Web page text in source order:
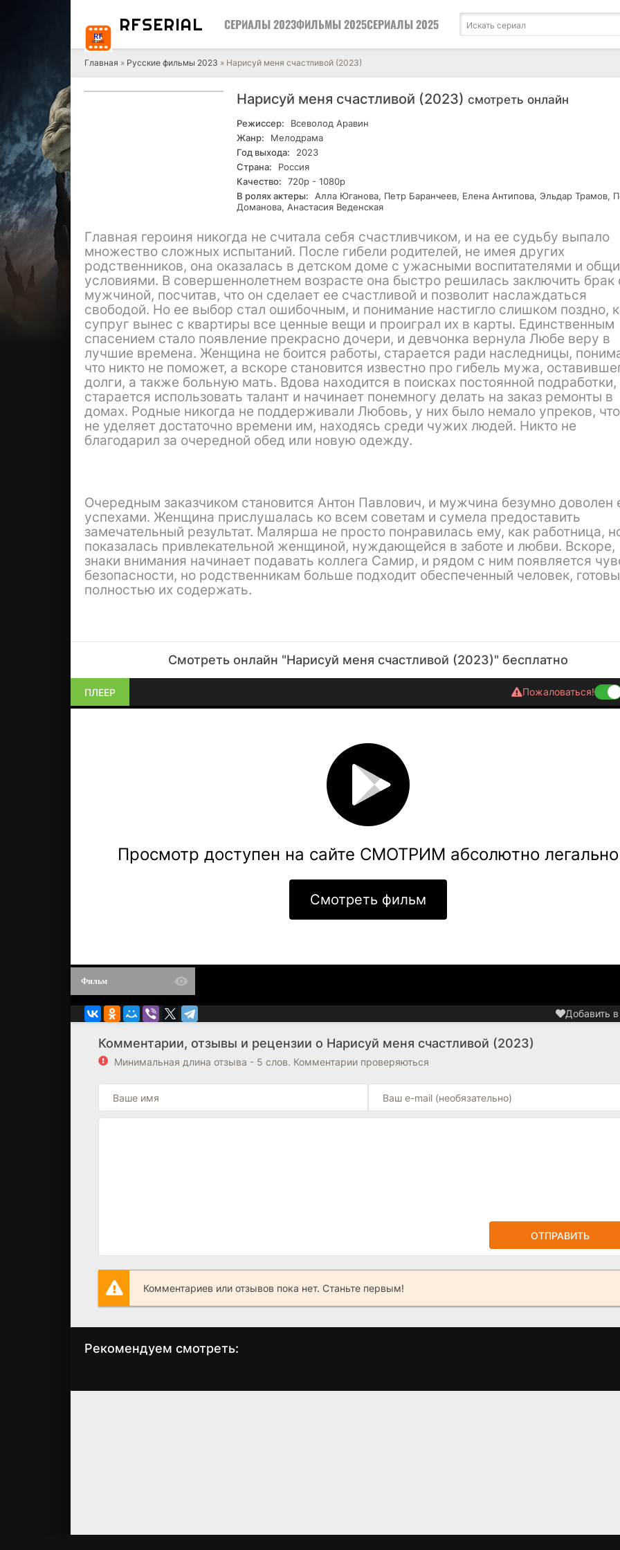
RFSERIAL СЕРИАЛЫ 2023ФИЛЬМЫ 2025СЕРИАЛЫ 2025
Главная » Русские фильмы 2023 » Нарисуй меня счастливой (2023)
Нарисуй меня счастливой (2023) смотреть онлайн
Режиссер:
Всеволод Аравин
Жанр:
Мелодрама
Год выхода:
2023
Страна:
Россия
Качество:
720р - 1080р
В ролях актеры:
Алла Юганова, Петр Баранчеев, Елена Антипова, Эльдар Трамов,
Доманова, Анастасия Веденская
Главная героиня никогда не считала себя счастливчиком, и на ее судьбу выпало
множество сложных испытаний. После гибели родителей, не имея других
родственников, она оказалась в детском доме с ужасными воспитателями и
условиями. В совершеннолетнем возрасте она быстро решилась заключить брак
мужчиной, посчитав, что он сделает ее счастливой и позволит наслаждаться
свободой. Но ее выбор стал ошибочным, и понимание настигло слишком поздно,
супруг вынес с квартиры все ценные вещи и проиграл их в карты. Единственным
спасением стало появление прекрасно дочери, и девчонка вернула Любе веру в
лучшие времена. Женщина не боится работы, старается ради наследницы,
что никто не поможет, а вскоре становится известно про гибель мужа,
долги, а также больную мать. Вдова находится в поисках постоянной подработки,
старается использовать талант и начинает понемногу делать на заказ ремонты в
домах. Родные никогда не поддерживали Любовь, у них было немало упреков,
не уделяет достаточно времени им, находясь среди чужих людей. Никто не
благодарил за очередной обед или новую одежду.
Очередным заказчиком становится Антон Павлович, и мужчина безумно доволен
успехами. Женщина прислушалась ко всем советам и сумела предоставить
замечательный результат. Малярша не просто понравилась ему, как работница,
показалась привлекательной женщиной, нуждающейся в заботе и любви. Вскоре,
знаки внимания начинает подавать коллега Самир, и рядом с ним появляется
безопасности, но родственникам больше подходит обеспеченный человек,
полностью их содержать.
Смотреть онлайн "Нарисуй меня счастливой (2023)" бесплатно
ПЛЕЕР Пожаловаться!
Просмотр доступен на сайте СМОТРИМ абсолютно легально
Смотреть фильм
Фильм
Добавить
Комментарии, отзывы и рецензии о Нарисуй меня счастливой (2023)
Минимальная длина отзыва - 5 слов. Комментарии проверяються
ОТПРАВИТЬ
Комментариев или отзывов пока нет. Станьте первым!
Рекомендуем смотреть: